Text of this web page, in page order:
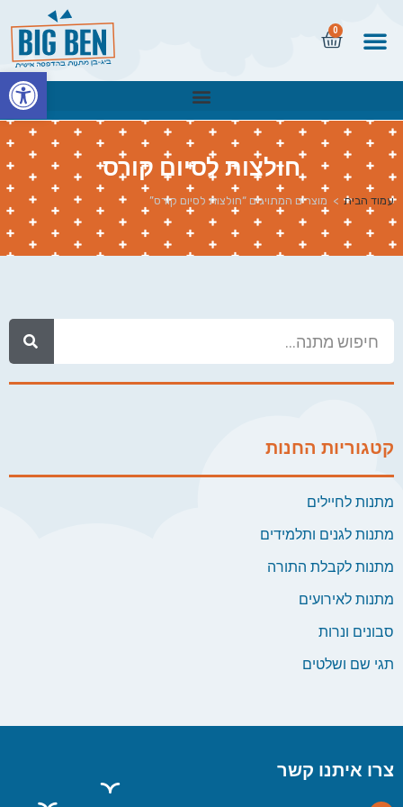
0
חולצות לסיום קורס
עמוד הבית > מוצרים המתויגים “חולצות לסיום קורס”
קטגוריות החנות
מתנות לחיילים
מתנות לגנים ותלמידים
מתנות לקבלת התורה
מתנות לאירועים
סבונים ונרות
תגי שם ושלטים
צרו איתנו קשר